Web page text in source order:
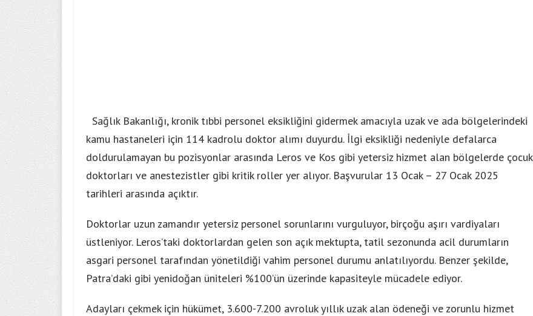
Sağlık Bakanlığı, kronik tıbbi personel eksikliğini gidermek amacıyla uzak ve ada bölgelerindeki
kamu hastaneleri için 114 kadrolu doktor alımı duyurdu. İlgi eksikliği nedeniyle defalarca
doldurulamayan bu pozisyonlar arasında Leros ve Kos gibi yetersiz hizmet alan bölgelerde çocuk
doktorları ve anestezistler gibi kritik roller yer alıyor. Başvurular 13 Ocak – 27 Ocak 2025
tarihleri ​​arasında açıktır.
Doktorlar uzun zamandır yetersiz personel sorunlarını vurguluyor, birçoğu aşırı vardiyaları
üstleniyor. Leros’taki doktorlardan gelen son açık mektupta, tatil sezonunda acil durumların
asgari personel tarafından yönetildiği vahim personel durumu anlatılıyordu. Benzer şekilde,
Patra’daki gibi yenidoğan üniteleri %100’ün üzerinde kapasiteyle mücadele ediyor.
Adayları çekmek için hükümet, 3.600-7.200 avroluk yıllık uzak alan ödeneği ve zorunlu hizmet